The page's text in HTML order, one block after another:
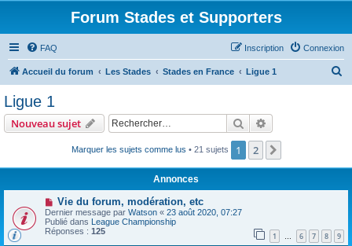
Forum Stades et Supporters
FAQ Connexion
Inscription
Accueil du forum Les Stades Stades en France Ligue 1
r
Ligue 1
Nouveau sujet Rechercher
Marquer les sujets comme lus • 21 sujets 1 2
Annonces
Vie du forum, modération, etc
Dernier message par Watson « 23 août 2020, 07:27
Publié dans League Championship
Réponses : 125 1 … 6 7 8 9